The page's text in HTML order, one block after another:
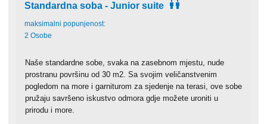
Standardna soba - Junior suite
maksimalni popunjenost:
2 Osobe
Naše standardne sobe, svaka na zasebnom mjestu, nude
prostranu površinu od 30 m2. Sa svojim veličanstvenim
pogledom na more i garniturom za sjedenje na terasi, ove sobe
pružaju savršeno iskustvo odmora gdje možete uroniti u
prirodu i more.